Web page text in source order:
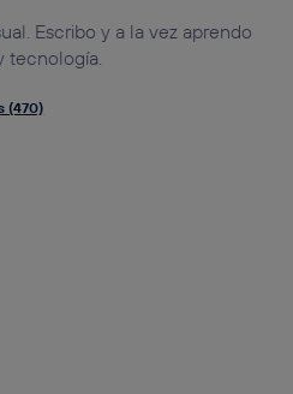
Escribo y a la vez aprendo
tecnología.
(470)